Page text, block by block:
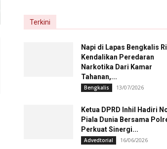
Terkini
Napi di Lapas Bengkalis
Kendalikan Peredaran
Narkotika Dari Kamar
Tahanan,...
Bengkalis 13/07/2026
Ketua DPRD Inhil Hadiri
Piala Dunia Bersama
Perkuat Sinergi...
Advedtorial 16/06/2026